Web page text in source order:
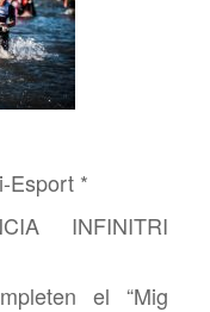
Esport *
INFINITRI
el “Mig